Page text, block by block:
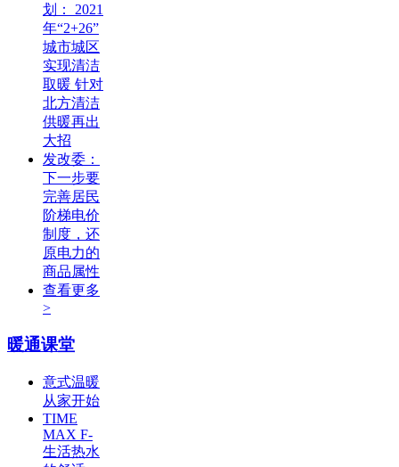
划： 2021
年“2+26”
城市城区
实现清洁
取暖 针对
北方清洁
供暖再出
大招
发改委：
下一步要
完善居民
阶梯电价
制度，还
原电力的
商品属性
查看更多
>
暖通课堂
意式温暖
从家开始
TIME
MAX F-
生活热水